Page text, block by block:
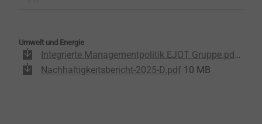
Umwelt und Energie
Integrierte Managementpolitik EJOT Gruppe.pdf
Nachhaltigkeitsbericht-2025-D.pdf 10 MB